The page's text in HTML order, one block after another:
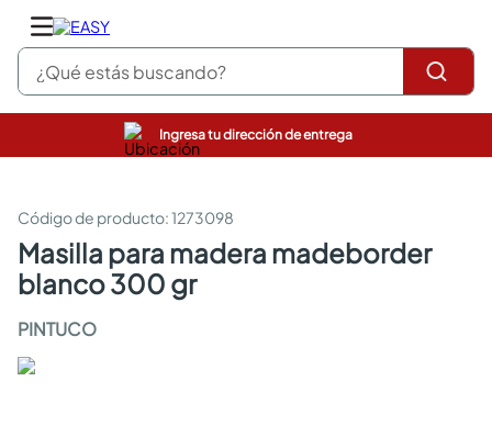
¿Qué estás buscando?
Ingresa tu dirección de entrega
:1273098
masilla para madera madeborder
blanco 300 gr
PINTUCO
pinturas
sanitarios
comedor
escritorio
armarios closet
comedores